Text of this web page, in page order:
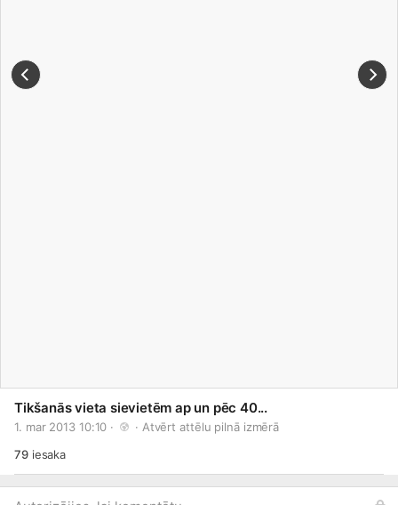
Tikšanās vieta sievietēm ap un pēc 40...
1. mar 2013 10:10 · · Atvērt attēlu pilnā izmērā
79iesaka